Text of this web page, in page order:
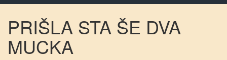
PRIŠLA STA ŠE DVA
MUCKA